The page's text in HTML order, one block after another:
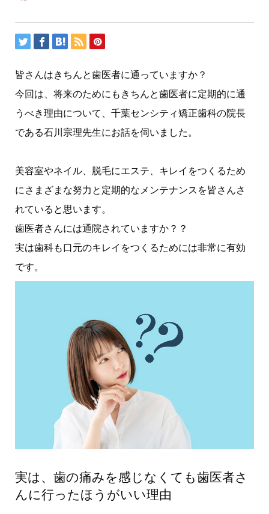
皆さんはきちんと歯医者に通っていますか？
今回は、将来のためにもきちんと歯医者に定期的に通
うべき理由について、千葉センシティ矯正歯科の院長
である石川宗理先生にお話を伺いました。
美容室やネイル、脱毛にエステ、キレイをつくるため
にさまざまな努力と定期的なメンテナンスを皆さんさ
れていると思います。
歯医者さんには通院されていますか？？
実は歯科も口元のキレイをつくるためには非常に有効
です。
実は、歯の痛みを感じなくても歯医者さ
んに行ったほうがいい理由